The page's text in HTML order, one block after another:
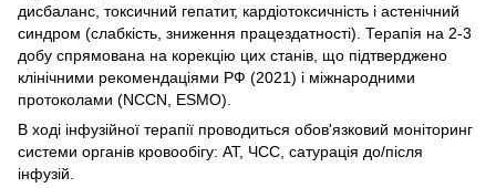
дисбаланс, токсичний гепатит, кардіотоксичність і астенічний
синдром (слабкість, зниження працездатності). Терапія на 2-3
добу спрямована на корекцію цих станів, що підтверджено
клінічними рекомендаціями РФ (2021) і міжнародними
протоколами (NCCN, ESMO).
В ході інфузійної терапії проводиться обов'язковий моніторинг
системи органів кровообігу: АТ, ЧСС, сатурація до/після
інфузій.